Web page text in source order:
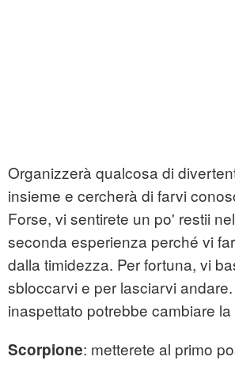
Organizzerà qualcosa di
insieme e cercherà di farvi
Forse, vi sentirete un po' restii
seconda esperienza perché vi
dalla timidezza. Per fortuna, vi
sbloccarvi e per lasciarvi
inaspettato potrebbe cambiare
Scorpione: metterete al primo